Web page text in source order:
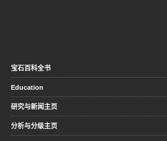
宝石百科全书
Education
研究与新闻主页
分析与分级主页